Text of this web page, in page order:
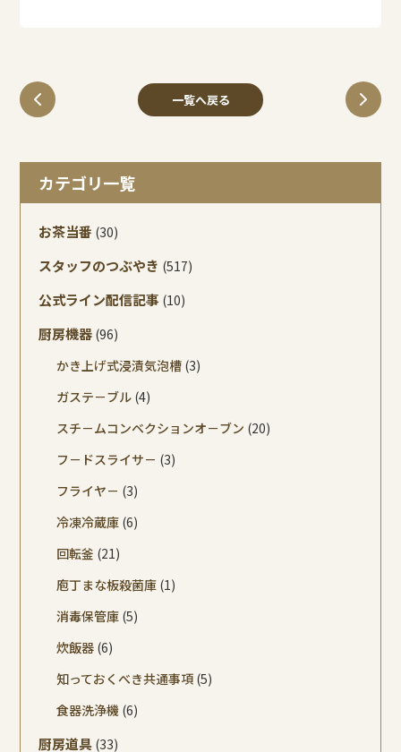
一覧へ戻る
カテゴリ一覧
お茶当番 (30)
スタッフのつぶやき (517)
公式ライン配信記事 (10)
厨房機器 (96)
かき上げ式浸漬気泡槽 (3)
ガステ－ブル (4)
スチ－ムコンベクションオ－ブン (20)
フ－ドスライサ－ (3)
フライヤ－ (3)
冷凍冷蔵庫 (6)
回転釜 (21)
庖丁まな板殺菌庫 (1)
消毒保管庫 (5)
炊飯器 (6)
知っておくべき共通事項 (5)
食器洗浄機 (6)
厨房道具 (33)